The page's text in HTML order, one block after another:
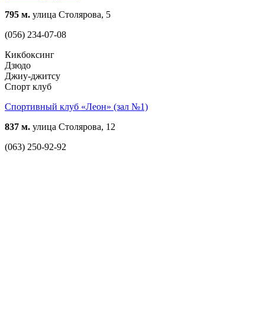
795 м. улица Столярова, 5
(056) 234-07-08
Кикбоксинг
Дзюдо
Джиу-джитсу
Спорт клуб
Спортивный клуб «Леон» (зал №1)
837 м. улица Столярова, 12
(063) 250-92-92